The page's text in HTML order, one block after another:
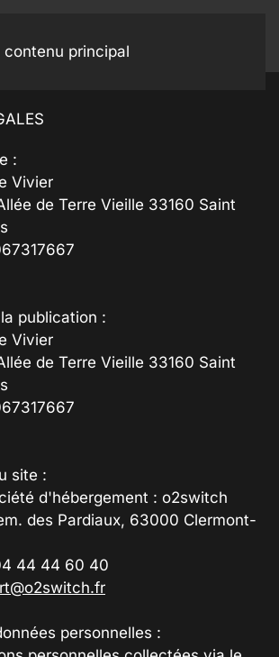
principal
:
Vivier
de Terre Vieille 33160 Saint
publication :
Vivier
de Terre Vieille 33160 Saint
site :
d'hébergement : o2switch
des Pardiaux, 63000 Clermont-
44 44 60 40
personnelles :